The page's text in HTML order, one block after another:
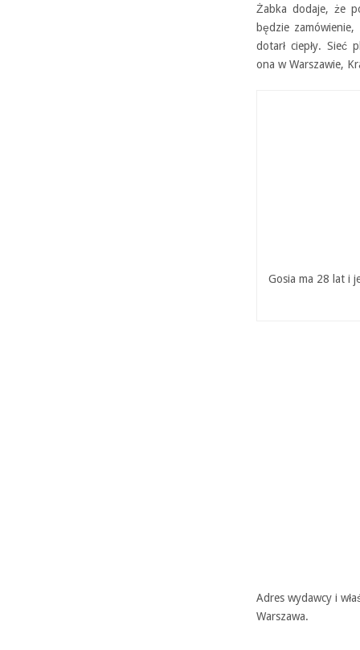
Żabka dodaje, że
będzie
dotarł ciepły. Sieć
ona w Warszawie,
Gosia ma 28 lat i
Adres wydawcy i
Warszawa.